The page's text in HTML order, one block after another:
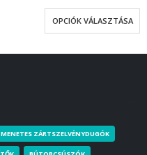
OPCIÓK VÁLASZTÁSA
MENETES ZÁRTSZELVÉNYDUGÓK